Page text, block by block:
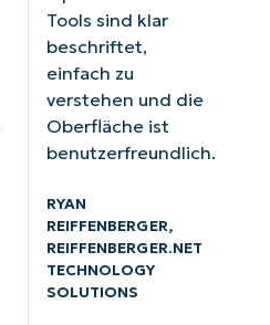
Tools sind klar
beschriftet,
einfach zu
verstehen und die
Oberfläche ist
benutzerfreundlich.
RYAN
REIFFENBERGER,
REIFFENBERGER.NET
TECHNOLOGY
SOLUTIONS